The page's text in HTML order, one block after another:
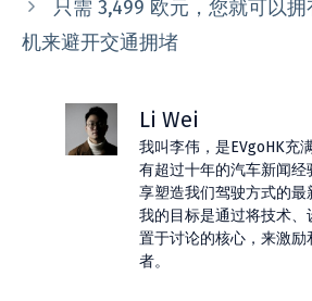
只需 3,499 欧元，您就可以拥
机来避开交通拥堵
Li Wei
我叫李伟，是EVgoHK充
有超过十年的汽车新闻经
享塑造我们驾驶方式的最
我的目标是通过将技术、
置于讨论的核心，来激励
者。